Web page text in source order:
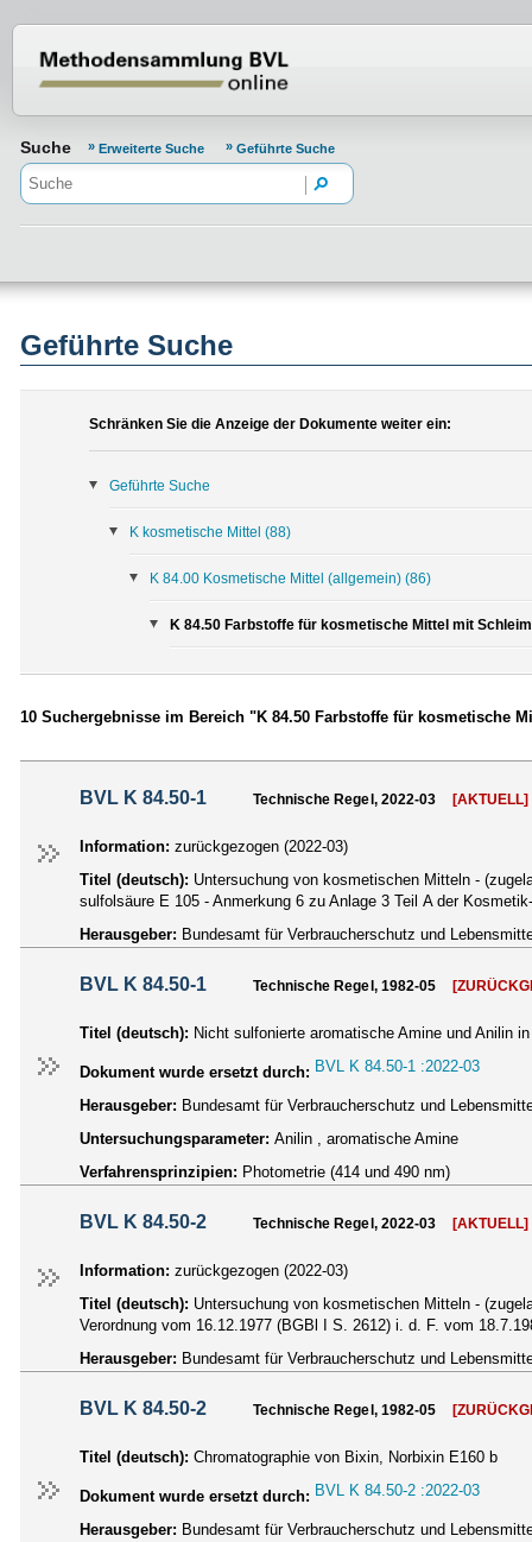
Suche Erweiterte Suche Geführte Suche
Geführte Suche
Schränken Sie die Anzeige der Dokumente weiter ein:
Geführte Suche
K kosmetische Mittel (88)
K 84.00 Kosmetische Mittel (allgemein) (86)
K 84.50 Farbstoffe für kosmetische Mittel mit
10 Suchergebnisse im Bereich "K 84.50 Farbstoffe für kosmetische
BVL K 84.50-1 Technische Regel, 2022-03 [AKTUELL]
Information: zurückgezogen (2022-03)
Titel (deutsch): Untersuchung von kosmetischen Mitteln -
sulfolsäure E 105 - Anmerkung 6 zu Anlage 3 Teil A der
Herausgeber: Bundesamt für Verbraucherschutz und
BVL K 84.50-1 Technische Regel, 1982-05
Titel (deutsch): Nicht sulfonierte aromatische Amine und Anilin
Dokument wurde ersetzt durch: BVL K 84.50-1 :2022-03
Herausgeber: Bundesamt für Verbraucherschutz und
Untersuchungsparameter: Anilin , aromatische Amine
Verfahrensprinzipien: Photometrie (414 und 490 nm)
BVL K 84.50-2 Technische Regel, 2022-03 [AKTUELL]
Information: zurückgezogen (2022-03)
Titel (deutsch): Untersuchung von kosmetischen Mitteln -
Verordnung vom 16.12.1977 (BGBl I S. 2612) i. d. F. vom
Herausgeber: Bundesamt für Verbraucherschutz und
BVL K 84.50-2 Technische Regel, 1982-05
Titel (deutsch): Chromatographie von Bixin, Norbixin E160 b
Dokument wurde ersetzt durch: BVL K 84.50-2 :2022-03
Herausgeber: Bundesamt für Verbraucherschutz und